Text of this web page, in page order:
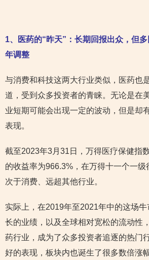
1、医药的“昨天”：长期回报出众，但
年调整
与消费和科技这两大行业类似，医药也
道，受到众多投资者的青睐。无论是在
业短期可能会出现一定的波动，但是却
表现。
截至2023年3月31日，万得医疗保健指
的收益率为966.3%，在万得十一个一级
次于消费、远超其他行业。
实际上，在2019年至2021年中的这场
长的业绩，以及全球相对宽松的流动性
药行业，成为了众多投资者追逐的热门
好的表现，板块内也诞生了很多数倍涨